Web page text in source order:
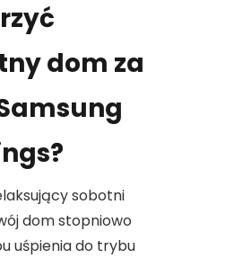
dom za
sobotni
dom stopniowo
uśpienia do trybu